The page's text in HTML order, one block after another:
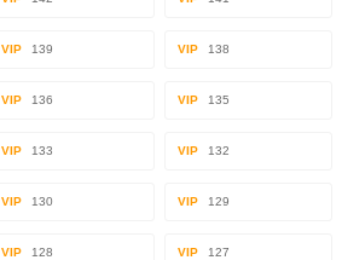
VIP 139 VIP 138
VIP 136 VIP 135
VIP 133 VIP 132
VIP 130 VIP 129
VIP 128 VIP 127